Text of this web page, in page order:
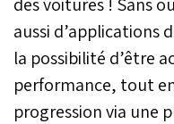
aussi d’applications
la possibilité d’être
performance, tout
progression via une